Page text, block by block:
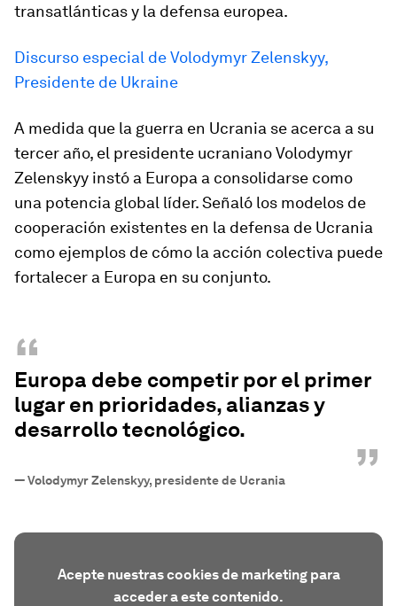
transatlánticas y la defensa europea.
Discurso especial de Volodymyr Zelenskyy,
Presidente de Ukraine
A medida que la guerra en Ucrania se acerca a su
tercer año, el presidente ucraniano Volodymyr
Zelenskyy instó a Europa a consolidarse como
una potencia global líder. Señaló los modelos de
cooperación existentes en la defensa de Ucrania
como ejemplos de cómo la acción colectiva puede
fortalecer a Europa en su conjunto.
“
Europa debe competir por el primer
lugar en prioridades, alianzas y
desarrollo tecnológico.
”
—Volodymyr Zelenskyy, presidente de Ucrania
Acepte nuestras cookies de marketing para
acceder a este contenido.